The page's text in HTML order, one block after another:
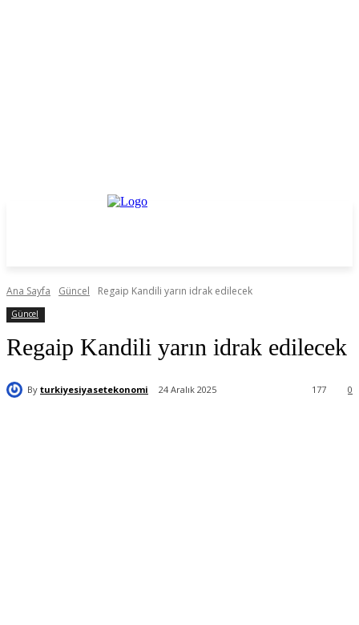
Ana Sayfa Güncel Regaip Kandili yarın idrak edilecek
Güncel
Regaip Kandili yarın idrak edilecek
By turkiyesiyasetekonomi 24 Aralık 2025 0
177